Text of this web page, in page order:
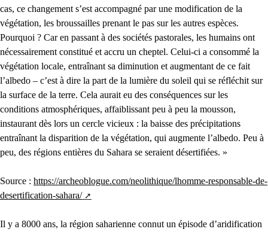
cas, ce changement s’est accompagné par une modification de la
végétation, les broussailles prenant le pas sur les autres espèces.
Pourquoi ? Car en passant à des sociétés pastorales, les humains ont
nécessairement constitué et accru un cheptel. Celui-ci a consommé la
végétation locale, entraînant sa diminution et augmentant de ce fait
l’albedo – c’est à dire la part de la lumière du soleil qui se réfléchit sur
la surface de la terre. Cela aurait eu des conséquences sur les
conditions atmosphériques, affaiblissant peu à peu la mousson,
instaurant dès lors un cercle vicieux : la baisse des précipitations
entraînant la disparition de la végétation, qui augmente l’albedo. Peu à
peu, des régions entières du Sahara se seraient désertifiées. »
Source : https://archeoblogue.com/neolithique/lhomme-responsable-de-
desertification-sahara/
Il y a 8000 ans, la région saharienne connut un épisode d’aridification